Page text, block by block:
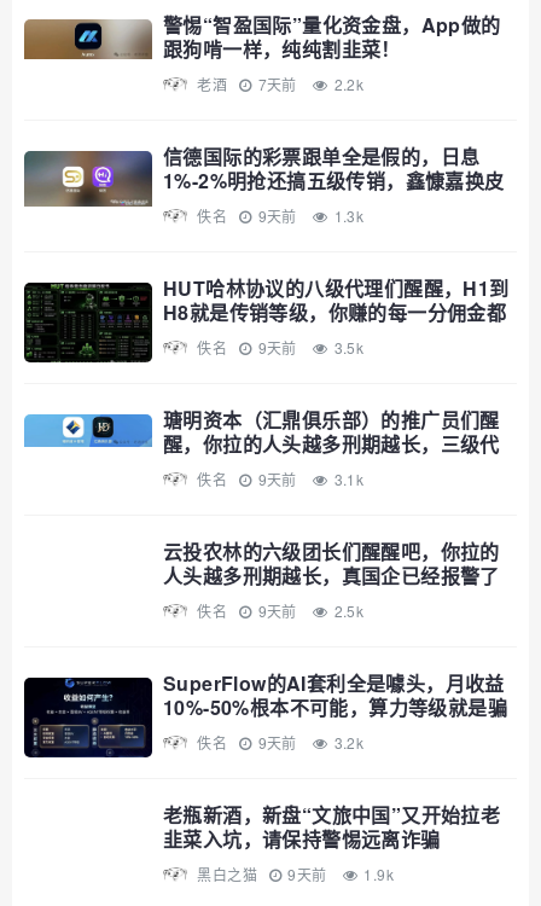
警惕“智盈国际”量化资金盘，App做的
跟狗啃一样，纯纯割韭菜！
老酒 7天前 2.2k
信德国际的彩票跟单全是假的，日息
1%-2%明抢还搞五级传销，鑫慷嘉换皮
继续割
佚名 9天前 1.3k
HUT哈林协议的八级代理们醒醒，H1到
H8就是传销等级，你赚的每一分佣金都
是赃款
佚名 9天前 3.5k
瑭明资本（汇鼎俱乐部）的推广员们醒
醒，你拉的人头越多刑期越长，三级代
理就是传销铁证
佚名 9天前 3.1k
云投农林的六级团长们醒醒吧，你拉的
人头越多刑期越长，真国企已经报警了
佚名 9天前 2.5k
SuperFlow的AI套利全是噱头，月收益
10%-50%根本不可能，算力等级就是骗
你多锁仓
佚名 9天前 3.2k
老瓶新酒，新盘“文旅中国”又开始拉老
韭菜入坑，请保持警惕远离诈骗
黑白之猫 9天前 1.9k